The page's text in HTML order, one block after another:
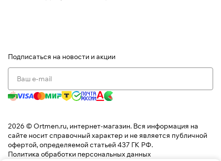
недели
plait.ru
Подписаться на новости и акции
2026 © Ortmen.ru, интернет-магазин. Вся информация на
сайте носит справочный характер и не является публичной
офертой, определяемой статьей 437 ГК РФ.
Политика обработки персональных данных